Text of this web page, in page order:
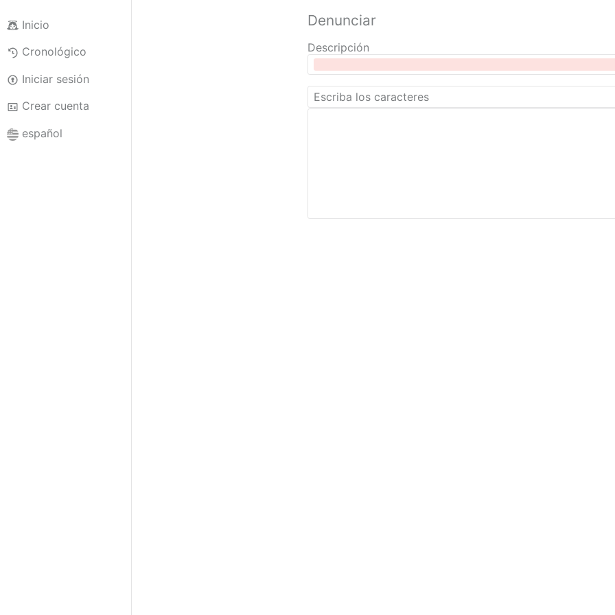
Inicio
Cronológico
Iniciar sesión
Crear cuenta
español
Denunciar
Descripción